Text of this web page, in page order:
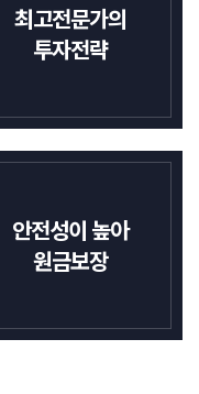
최고전문가의
투자전략
안전성이 높아
원금보장